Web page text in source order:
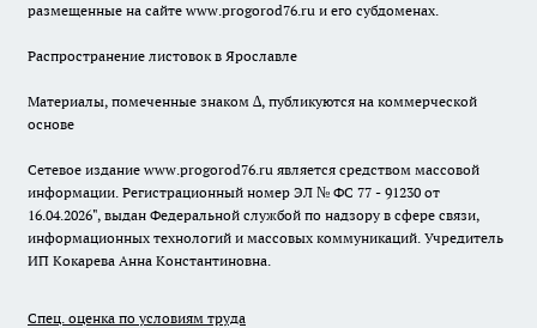
размещенные на сайте www.progorod76.ru и его субдоменах.
Распространение листовок в Ярославле
Материалы, помеченные знаком ∆, публикуются на коммерческой
основе
Сетевое издание www.progorod76.ru является средством массовой
информации. Регистрационный номер ЭЛ № ФС 77 - 91230 от
16.04.2026", выдан Федеральной службой по надзору в сфере связи,
информационных технологий и массовых коммуникаций. Учредитель
ИП Кокарева Анна Константиновна.
Спец. оценка по условиям труда